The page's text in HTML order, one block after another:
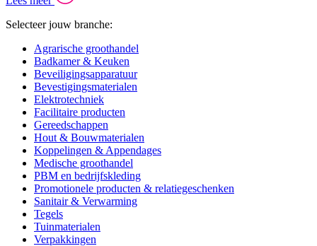
Selecteer jouw branche:
Agrarische groothandel
Badkamer & Keuken
Beveiligingsapparatuur
Bevestigingsmaterialen
Elektrotechniek
Facilitaire producten
Gereedschappen
Hout & Bouwmaterialen
Koppelingen & Appendages
Medische groothandel
PBM en bedrijfskleding
Promotionele producten & relatiegeschenken
Sanitair & Verwarming
Tegels
Tuinmaterialen
Verpakkingen